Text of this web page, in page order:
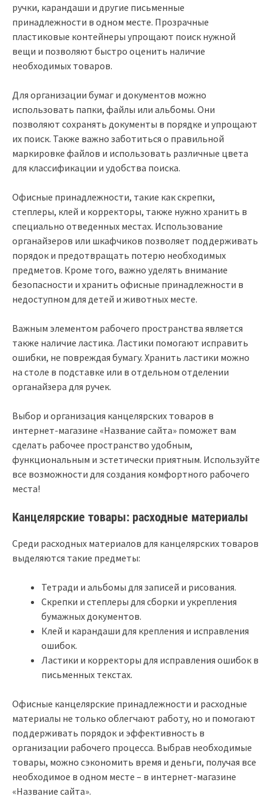
ручки, карандаши и другие письменные
принадлежности в одном месте. Прозрачные
пластиковые контейнеры упрощают поиск нужной
вещи и позволяют быстро оценить наличие
необходимых товаров.
Для организации бумаг и документов можно
использовать папки, файлы или альбомы. Они
позволяют сохранять документы в порядке и упрощают
их поиск. Также важно заботиться о правильной
маркировке файлов и использовать различные цвета
для классификации и удобства поиска.
Офисные принадлежности, такие как скрепки,
степлеры, клей и корректоры, также нужно хранить в
специально отведенных местах. Использование
органайзеров или шкафчиков позволяет поддерживать
порядок и предотвращать потерю необходимых
предметов. Кроме того, важно уделять внимание
безопасности и хранить офисные принадлежности в
недоступном для детей и животных месте.
Важным элементом рабочего пространства является
также наличие ластика. Ластики помогают исправить
ошибки, не повреждая бумагу. Хранить ластики можно
на столе в подставке или в отдельном отделении
органайзера для ручек.
Выбор и организация канцелярских товаров в
интернет-магазине «Название сайта» поможет вам
сделать рабочее пространство удобным,
функциональным и эстетически приятным. Используйте
все возможности для создания комфортного рабочего
места!
Канцелярские товары: расходные материалы
Среди расходных материалов для канцелярских товаров
выделяются такие предметы:
Тетради и альбомы для записей и рисования.
Скрепки и степлеры для сборки и укрепления
бумажных документов.
Клей и карандаши для крепления и исправления
ошибок.
Ластики и корректоры для исправления ошибок в
письменных текстах.
Офисные канцелярские принадлежности и расходные
материалы не только облегчают работу, но и помогают
поддерживать порядок и эффективность в
организации рабочего процесса. Выбрав необходимые
товары, можно сэкономить время и деньги, получая все
необходимое в одном месте – в интернет-магазине
«Название сайта».